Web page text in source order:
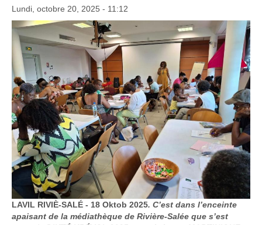
Lundi, octobre 20, 2025 - 11:12
LAVIL RIVIÈ-SALÉ - 18 Oktob 2025. C’est dans l’enceinte
apaisant de la médiathèque de Rivière-Salée que s’est